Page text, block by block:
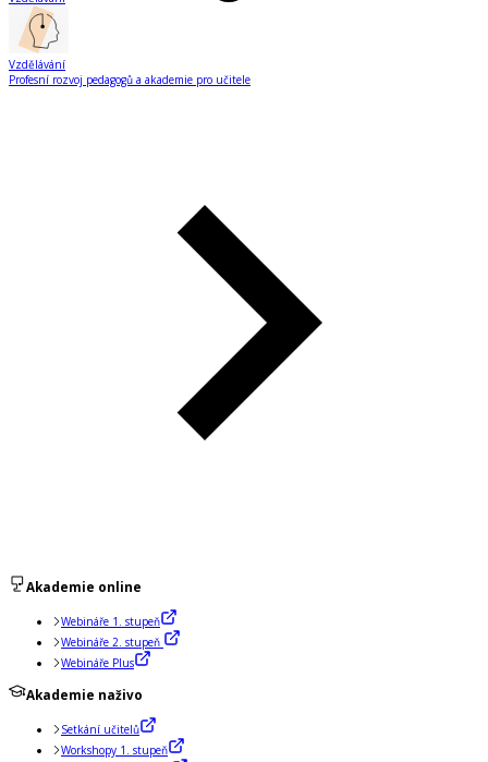
Vzdělávání
Profesní rozvoj pedagogů a akademie pro učitele
Akademie online
Webináře 1. stupeň
Webináře 2. stupeň
Webináře Plus
Akademie naživo
Setkání učitelů
Workshopy 1. stupeň